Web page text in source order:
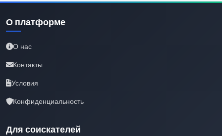
О платформе
О нас
Контакты
Условия
Конфиденциальность
Для соискателей